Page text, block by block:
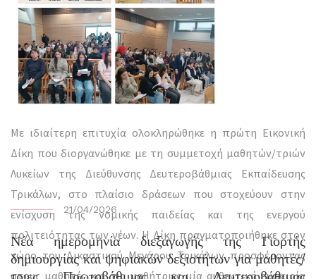
Με ιδιαίτερη επιτυχία ολοκληρώθηκε η πρώτη Εικονική
Δίκη που διοργανώθηκε με τη συμμετοχή μαθητών/τριών
Λυκείων της Διεύθυνσης Δευτεροβάθμιας Εκπαίδευσης
Τρικάλων, στο πλαίσιο δράσεων που στοχεύουν στην
ενίσχυση της νομικής παιδείας και της ενεργού
πολιτειότητας των νέων. Η Δίκη πραγματοποιήθηκε στον
χώρο του Δικαστικού Μεγάρου Τρικάλων προσφέροντας
στους μαθητές και τις μαθήτριες μία αυθεντική εμπειρία
21/04/2026
Νέα ημερομηνία διεξαγωγής της Γιορτής
δημιουργίας και ψηφιακών δεξιοτήτων για μαθητές/